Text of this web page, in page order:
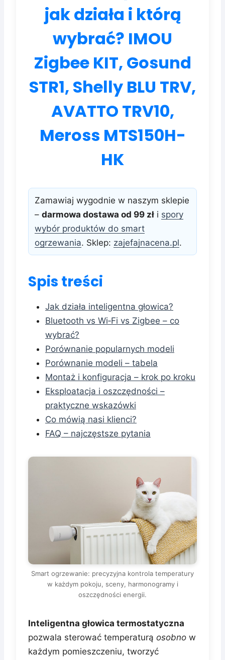
jak działa i którą
wybrać? IMOU
Zigbee KIT, Gosund
STR1, Shelly BLU TRV,
AVATTO TRV10,
Meross MTS150H-
HK
Zamawiaj wygodnie w naszym sklepie
– darmowa dostawa od 99 zł i spory
wybór produktów do smart
ogrzewania. Sklep: zajefajnacena.pl.
Spis treści
Jak działa inteligentna głowica?
Bluetooth vs Wi‑Fi vs Zigbee – co
wybrać?
Porównanie popularnych modeli
Porównanie modeli – tabela
Montaż i konfiguracja – krok po kroku
Eksploatacja i oszczędności –
praktyczne wskazówki
Co mówią nasi klienci?
FAQ – najczęstsze pytania
Smart ogrzewanie: precyzyjna kontrola temperatury
w każdym pokoju, sceny, harmonogramy i
oszczędności energii.
Inteligentna głowica termostatyczna
pozwala sterować temperaturą osobno w
każdym pomieszczeniu, tworzyć